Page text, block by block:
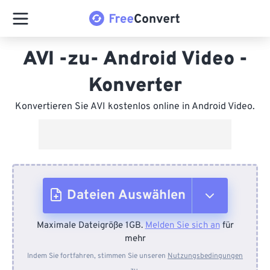
AVI -zu- Android Video -
Konverter
Konvertieren Sie AVI kostenlos online in Android Video.
Dateien Auswählen
Vom Gerät
Maximale Dateigröße 1GB.Melden Sie sich anfür
mehr
Indem Sie fortfahren, stimmen Sie unseren Nutzungsbedingungen